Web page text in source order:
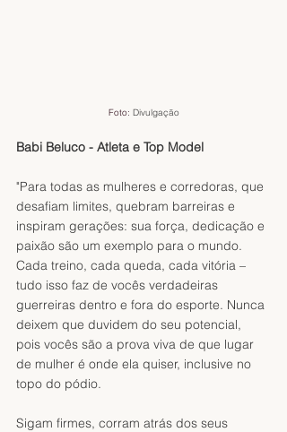
Foto: Divulgação
Babi Beluco - Atleta e Top Model
"Para todas as mulheres e corredoras, que
desafiam limites, quebram barreiras e
inspiram gerações: sua força, dedicação e
paixão são um exemplo para o mundo.
Cada treino, cada queda, cada vitória –
tudo isso faz de vocês verdadeiras
guerreiras dentro e fora do esporte. Nunca
deixem que duvidem do seu potencial,
pois vocês são a prova viva de que lugar
de mulher é onde ela quiser, inclusive no
topo do pódio.
Sigam firmes, corram atrás dos seus